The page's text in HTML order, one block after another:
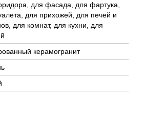
для фасада, для фартука,
для прихожей, для печей и
для комнат, для кухни, для
керамогранит